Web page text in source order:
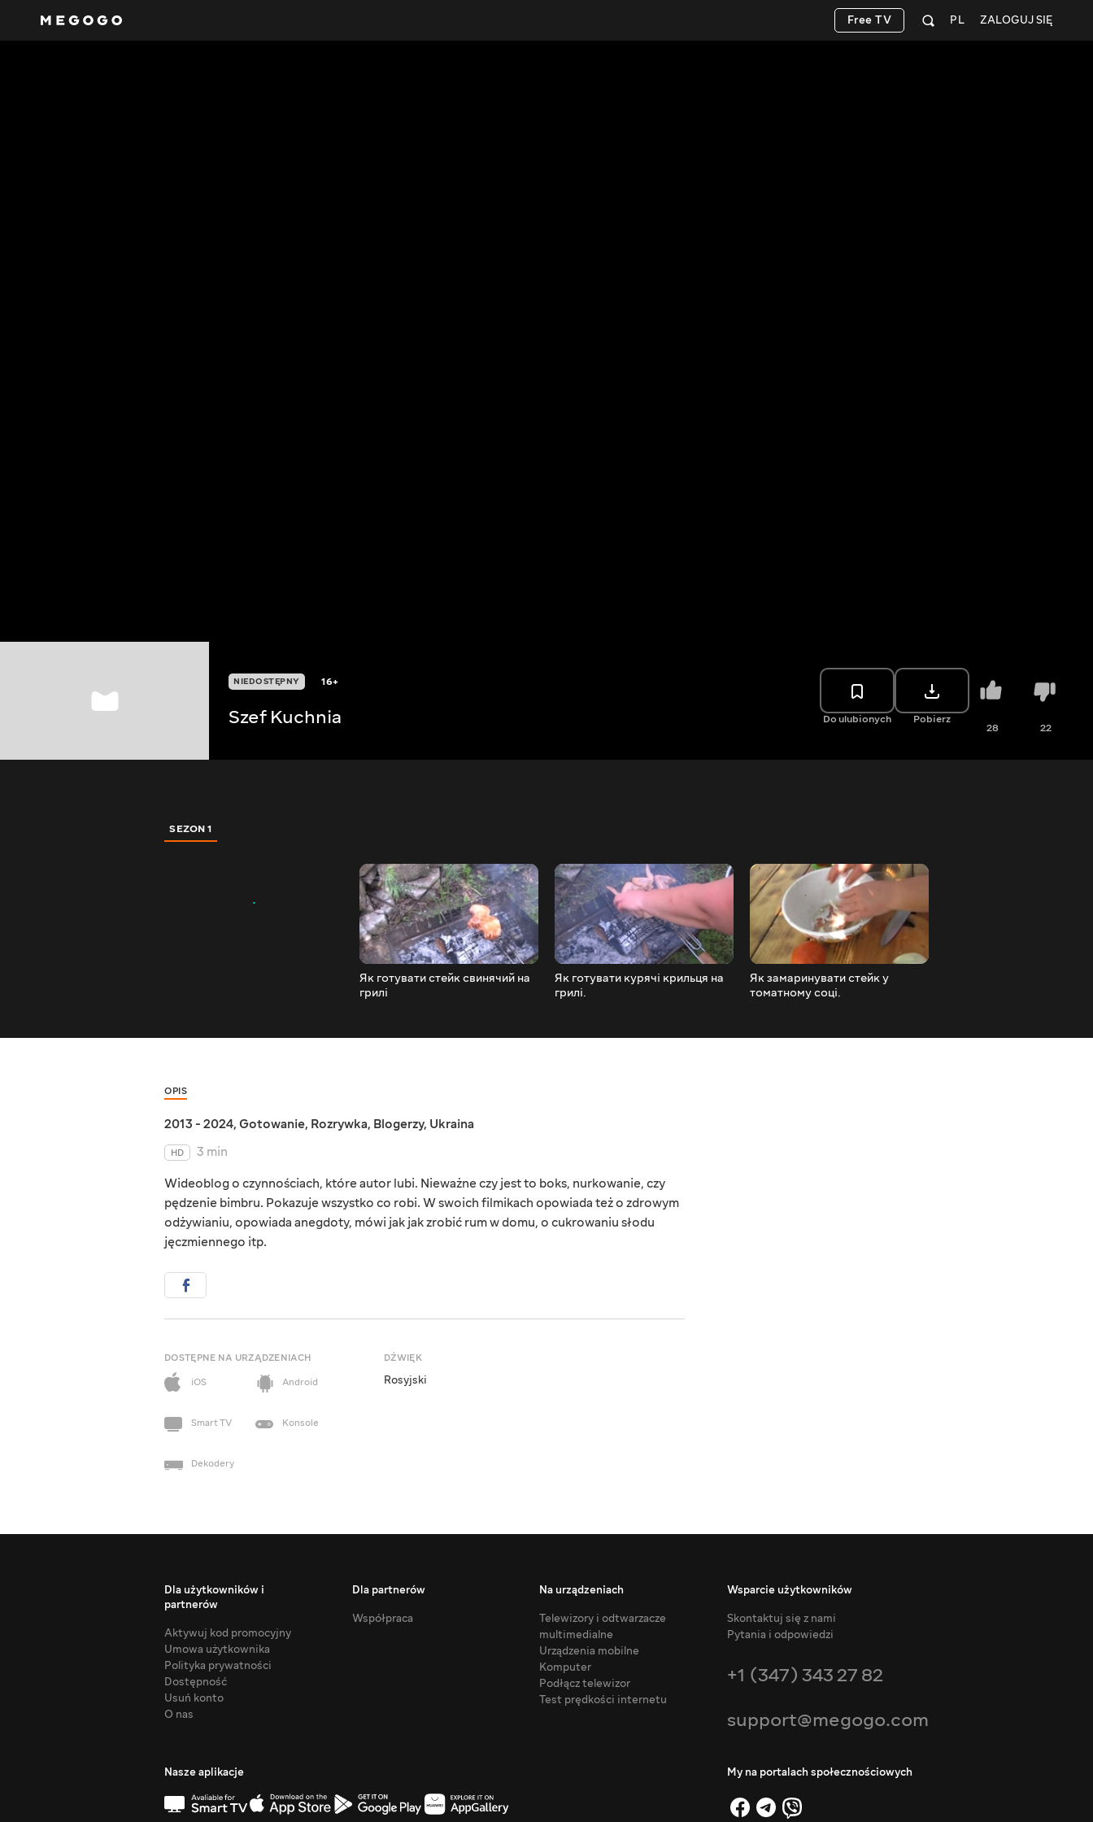
ZALOGUJ SIĘ
PL
Free TV
NIEDOSTĘPNY 16+
Szef Kuchnia Do ulubionych Pobierz
28 22
SEZON 1
Як готувати стейк свинячий на
грилі
Як готувати курячі крильця на
грилі.
Як замаринувати стейк у
томатному соці.
OPIS
2013 - 2024, Gotowanie, Rozrywka, Blogerzy, Ukraina
HD
3 min
Wideoblog o czynnościach, które autor lubi. Nieważne czy jest to boks, nurkowanie, czy
pędzenie bimbru. Pokazuje wszystko co robi. W swoich filmikach opowiada też o zdrowym
odżywianiu, opowiada anegdoty, mówi jak jak zrobić rum w domu, o cukrowaniu słodu
jęczmiennego itp.
DOSTĘPNE NA URZĄDZENIACH
iOS
Android
Smart TV Konsole
Dekodery
DŹWIĘK
Rosyjski
Dla użytkowników i
partnerów
Aktywuj kod promocyjny
Umowa użytkownika
Polityka prywatności
Dostępność
Usuń konto
O nas
Dla partnerów
Współpraca
Na urządzeniach
Telewizory i odtwarzacze
multimedialne
Urządzenia mobilne
Komputer
Podłącz telewizor
Test prędkości internetu
Wsparcie użytkowników
Skontaktuj się z nami
Pytania i odpowiedzi
+1 (347) 343 27 82
support@megogo.com
Nasze aplikacje My na portalach społecznościowych